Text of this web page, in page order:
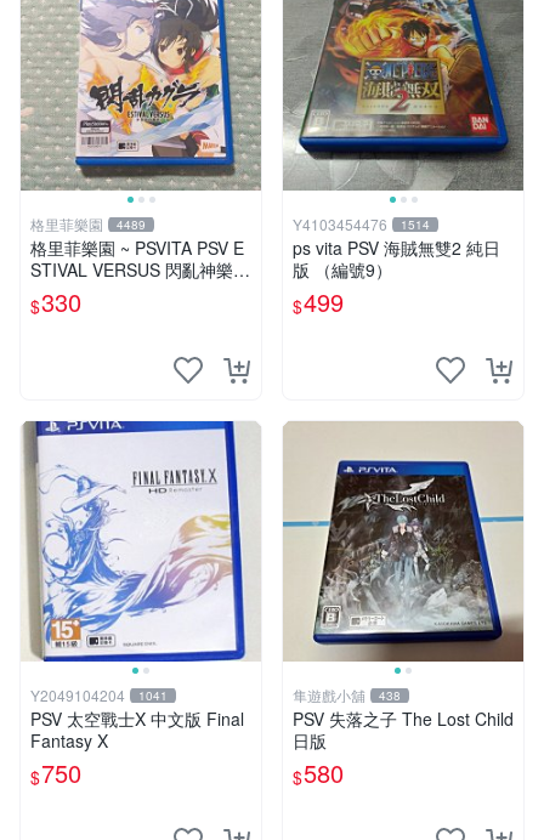
格里菲樂園 4489
格里菲樂園 ~ PSVITA PSV E
STIVAL VERSUS 閃亂神樂
少女們的抉擇 日文版
$330
Y4103454476 1514
ps vita PSV 海賊無雙2 純日
版 （編號9）
$499
Y2049104204 1041
PSV 太空戰士X 中文版 Final
Fantasy X
$750
隼遊戲小舖 438
PSV 失落之子 The Lost Child
日版
$580